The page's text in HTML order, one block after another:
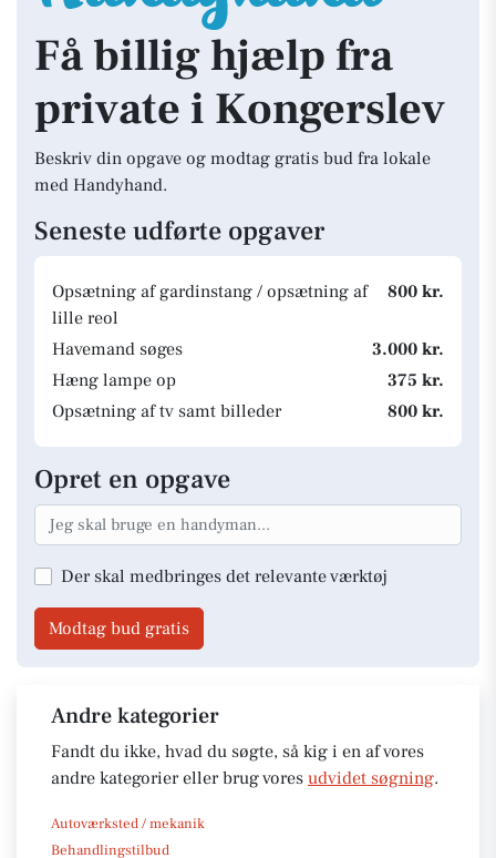
Få billig hjælp fra
private i Kongerslev
Beskriv din opgave og modtag gratis bud fra lokale
med Handyhand.
Seneste udførte opgaver
Opsætning af gardinstang / opsætning af
lille reol
800 kr.
Havemand søges
3.000 kr.
Hæng lampe op
375 kr.
Opsætning af tv samt billeder
800 kr.
Opret en opgave
Der skal medbringes det relevante værktøj
Modtag bud gratis
Andre kategorier
Fandt du ikke, hvad du søgte, så kig i en af vores
andre kategorier eller brug vores udvidet søgning.
Autoværksted / mekanik
Behandlingstilbud